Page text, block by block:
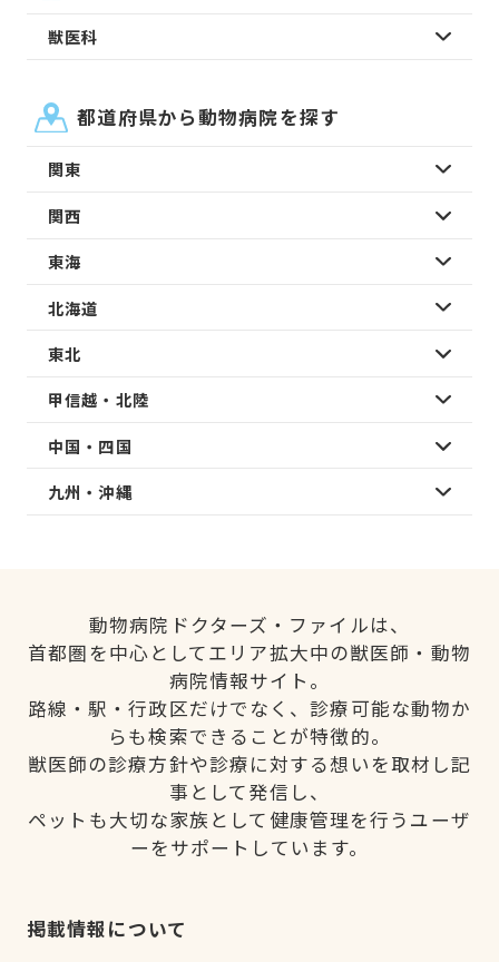
獣医科
都道府県から動物病院を探す
関東
関西
東海
北海道
東北
甲信越・北陸
中国・四国
九州・沖縄
動物病院ドクターズ・ファイルは、
首都圏を中心としてエリア拡大中の獣医師・動物
病院情報サイト。
路線・駅・行政区だけでなく、診療可能な動物か
らも検索できることが特徴的。
獣医師の診療方針や診療に対する想いを取材し記
事として発信し、
ペットも大切な家族として健康管理を行うユーザ
ーをサポートしています。
掲載情報について